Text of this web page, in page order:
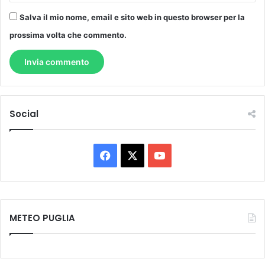
Salva il mio nome, email e sito web in questo browser per la
prossima volta che commento.
Social
Facebook You
Tube
METEO PUGLIA